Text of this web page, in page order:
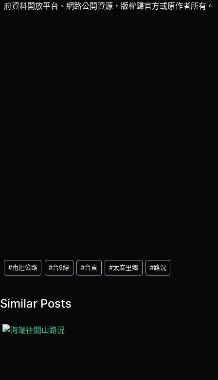
府資料開放平台、網路公開資源，版權歸官方或原作者所有。
Post
Tags:
#南迴公路 #台9線 #台東 #太麻里鄉 #路況
Similar Posts